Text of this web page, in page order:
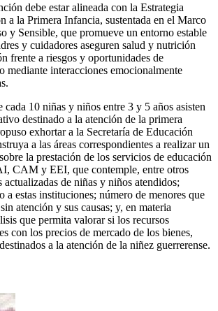
debe estar alineada con la Estrategia
a la Primera Infancia, sustentada en el Marco
y Sensible, que promueve un entorno estable
y cuidadores aseguren salud y nutrición
frente a riesgos y oportunidades de
mediante interacciones emocionalmente
10 niñas y niños entre 3 y 5 años asisten
destinado a la atención de la primera
exhortar a la Secretaría de Educación
a las áreas correspondientes a realizar un
la prestación de los servicios de educación
CAM y EEI, que contemple, entre otros
actualizadas de niñas y niños atendidos;
a estas instituciones; número de menores que
atención y sus causas; y, en materia
que permita valorar si los recursos
con los precios de mercado de los bienes,
a la atención de la niñez guerrerense.